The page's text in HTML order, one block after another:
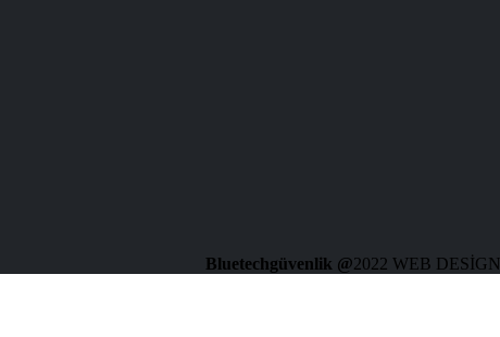
Bluetechgüvenlik @2022 WEB DESİGN